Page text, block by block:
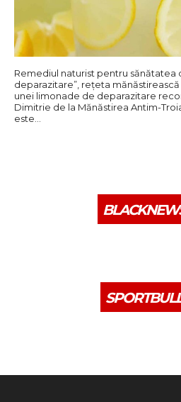
Remediul naturist pentru sănătatea
deparazitare”, rețeta
unei limonade de deparazitare
Dimitrie de la Mănăstirea Antim-
este…